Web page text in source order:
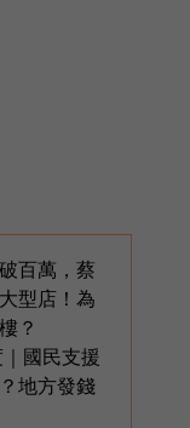
百萬，蔡
型店！為
？
國民支援
地方發錢